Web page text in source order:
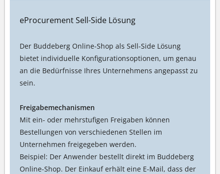
eProcurement Sell-Side Lösung
Der Buddeberg Online-Shop als Sell-Side Lösung
bietet individuelle Konfigurationsoptionen, um genau
an die Bedürfnisse Ihres Unternehmens angepasst zu
sein.
Freigabemechanismen
Mit ein- oder mehrstufigen Freigaben können
Bestellungen von verschiedenen Stellen im
Unternehmen freigegeben werden.
Beispiel: Der Anwender bestellt direkt im Buddeberg
Online-Shop. Der Einkauf erhält eine E-Mail, dass der